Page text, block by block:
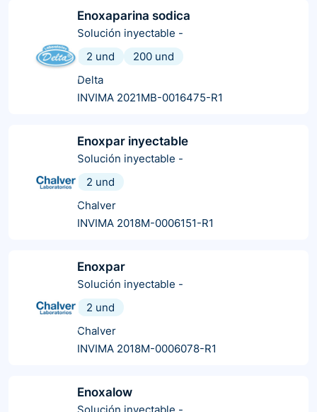
Enoxaparina sodica
Solución inyectable -
2 und
200 und
Delta
INVIMA 2021MB-0016475-R1
Enoxpar inyectable
Solución inyectable -
2 und
Chalver
INVIMA 2018M-0006151-R1
Enoxpar
Solución inyectable -
2 und
Chalver
INVIMA 2018M-0006078-R1
Enoxalow
Solución inyectable -